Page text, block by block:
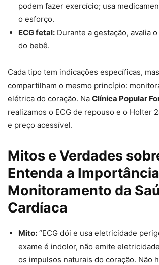
podem fazer exercício; usa
o esforço.
ECG fetal: Durante a gestação, avalia
do bebê.
Cada tipo tem indicações específicas,
compartilham o mesmo princípio:
elétrica do coração. Na Clínica Popular
realizamos o ECG de repouso e o Holter
e preço acessível.
Mitos e Verdades
Entenda a
Monitoramento da
Cardíaca
Mito: “ECG dói e usa eletricidade
exame é indolor, não emite
os impulsos naturais do coração. Não